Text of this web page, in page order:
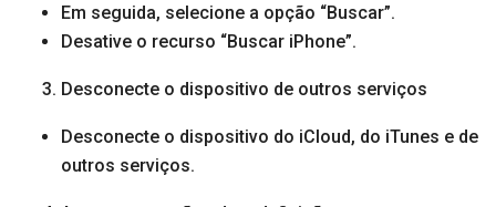
Em seguida, selecione a opção “Buscar”.
Desative o recurso “Buscar iPhone”.
Desconecte o dispositivo de outros serviços
Desconecte o dispositivo do iCloud, do iTunes e de
outros serviços.